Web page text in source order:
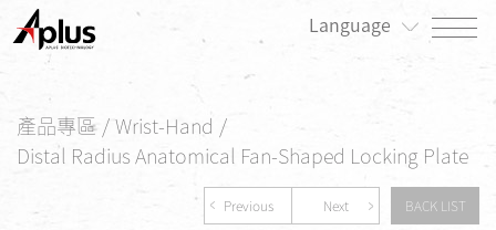
Language
最新消息
產品專區
產品專區 /Wrist-Hand /
Distal Radius Anatomical Fan-Shaped Locking Plate
Previous Next BACK LIST